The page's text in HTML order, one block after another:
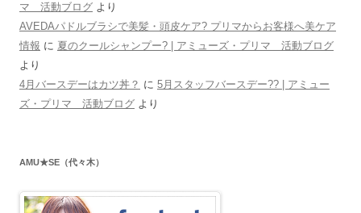
マ 活動ブログ より
AVEDAパドルブラシで美髪・頭皮ケア? プリマからお客様へ美ケア
情報 に 夏のクールシャンプー? | アミューズ・プリマ 活動ブログ
より
4月バースデーはカツ丼？ に 5月スタッフバースデー?? | アミュー
ズ・プリマ 活動ブログ より
AMU★SE（代々木）